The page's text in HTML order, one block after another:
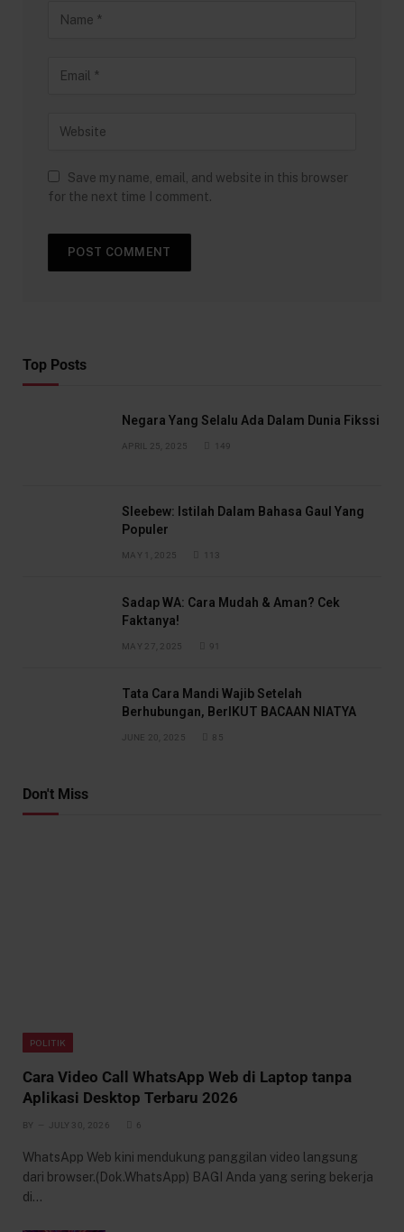
Save my name, email, and website in this browser
for the next time I comment.
Top Posts
Negara Yang Selalu Ada Dalam Dunia Fikssi
APRIL 25, 2025 149
Sleebew: Istilah Dalam Bahasa Gaul Yang
Populer
MAY 1, 2025 113
Sadap WA: Cara Mudah & Aman? Cek
Faktanya!
MAY 27, 2025 91
Tata Cara Mandi Wajib Setelah
Berhubungan, BerIKUT BACAAN NIATYA
JUNE 20, 2025 85
Don't Miss
POLITIK
Cara Video Call WhatsApp Web di Laptop tanpa
Aplikasi Desktop Terbaru 2026
BY JULY 30, 2026 6
WhatsApp Web kini mendukung panggilan video langsung
dari browser.(Dok.WhatsApp) BAGI Anda yang sering bekerja
di…